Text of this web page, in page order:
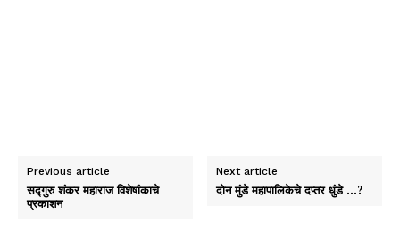
Previous article
सद्गुरु शंकर महाराज विशेषांकाचे
प्रकाशन
Next article
दोन मुंडे महापालिकेचे दप्तर धुंडे …?